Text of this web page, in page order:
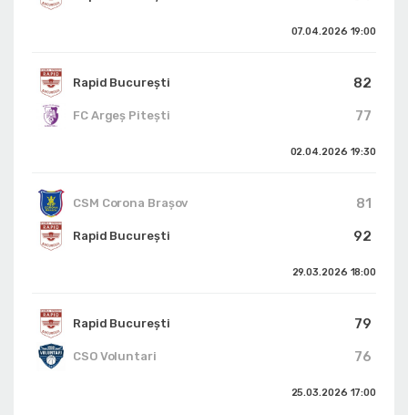
07.04.2026 19:00
Rapid București
82
77
FC Argeș Pitești
02.04.2026 19:30
CSM Corona Braşov
81
92
Rapid București
29.03.2026 18:00
Rapid București
79
76
CSO Voluntari
25.03.2026 17:00